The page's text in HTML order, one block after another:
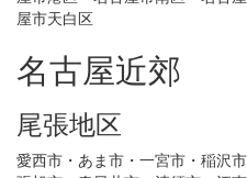
屋市天白区
名古屋近郊
尾張地区
愛西市・あま市・一宮市・稲沢